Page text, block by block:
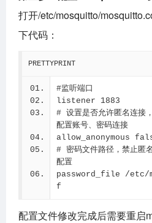
打开/etc/mosquitto/
下代码：
PRETTYPRINT
#监听端口
listener 1883
# 设置是否允许匿名连接
配置账号、密码连接
allow_anonymous
# 密码文件路径，禁止匿
配置
password_file /etc/
f
配置文件修改完成后需要重启